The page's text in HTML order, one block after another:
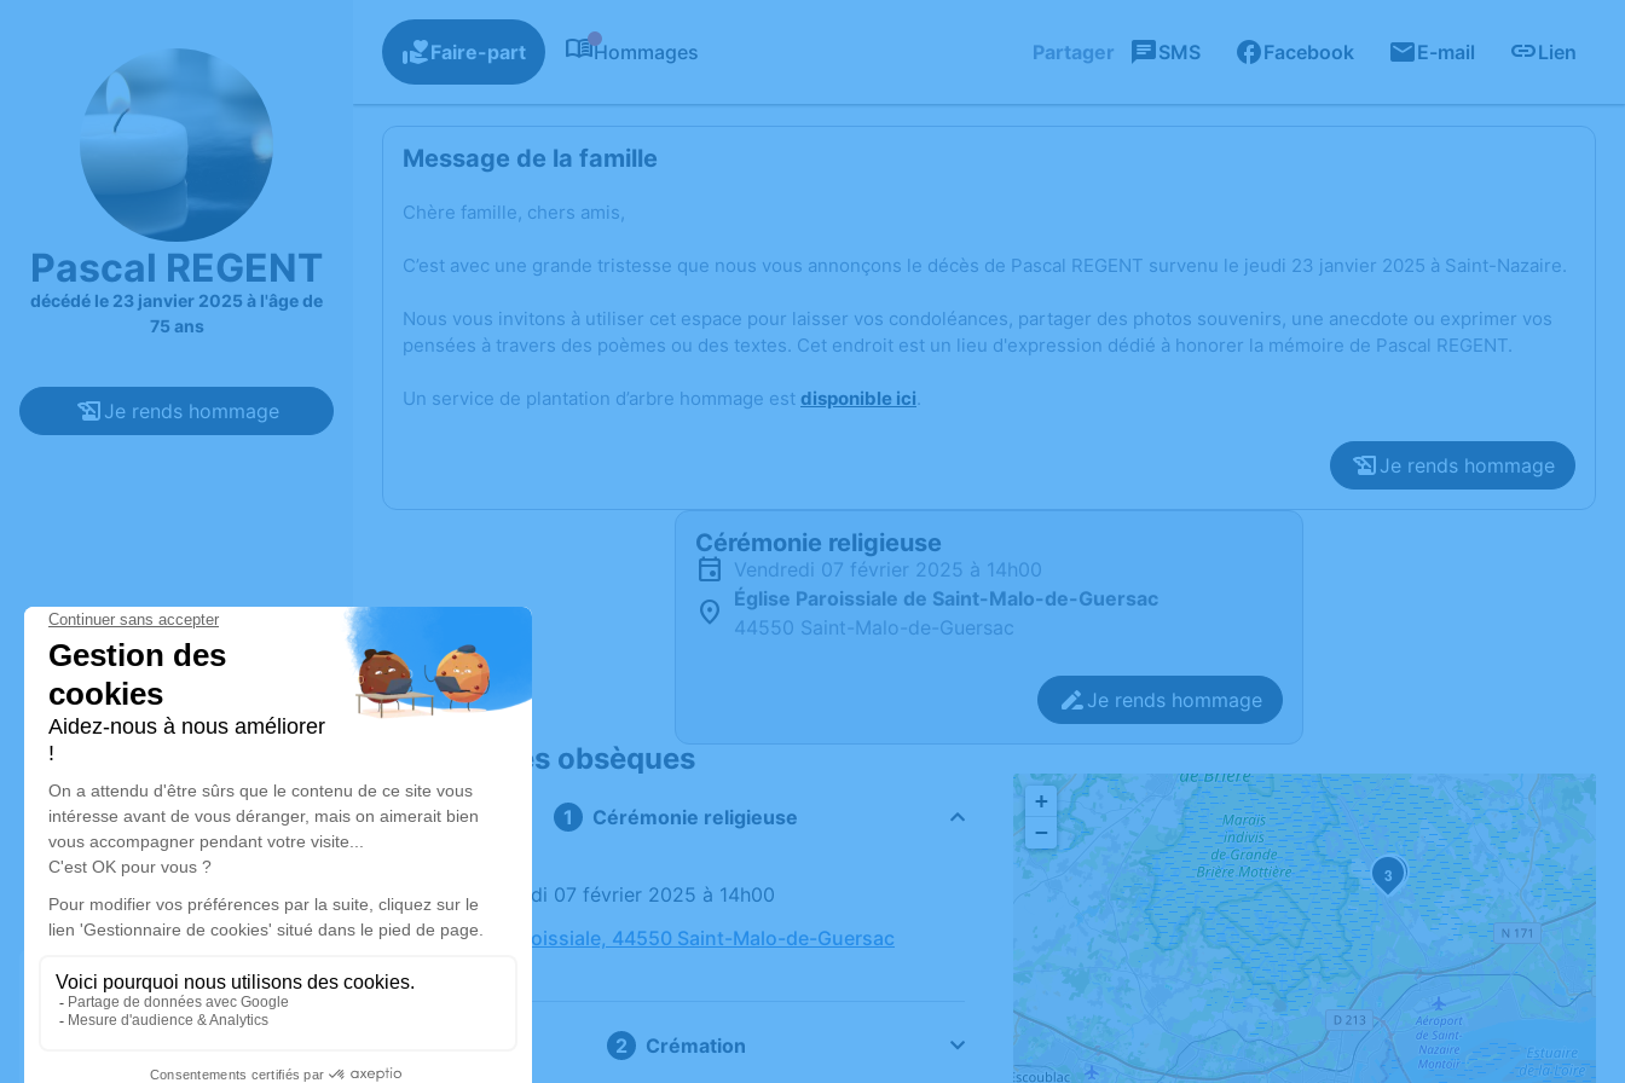
Pascal REGENT
décédé le 23 janvier 2025 à l'âge de
75 ans
Je rends hommage
Faire-part Hommages Partager SMS Facebook E-mail Lien
Message de la famille
Chère famille, chers amis,
C’est avec une grande tristesse que nous vous annonçons le décès de Pascal REGENT survenu le jeudi 23 janvier 2025 à Saint-Nazaire.
Nous vous invitons à utiliser cet espace pour laisser vos condoléances, partager des photos souvenirs, une anecdote ou exprimer vos
pensées à travers des poèmes ou des textes. Cet endroit est un lieu d'expression dédié à honorer la mémoire de Pascal REGENT.
Un service de plantation d’arbre hommage est disponible ici.
Je rends hommage
Cérémonie religieuse
vendredi 07 février 2025 à 14h00
Église Paroissiale de Saint-Malo-de-Guersac
44550 Saint-Malo-de-Guersac
Je rends hommage
Déroulé des obsèques
Cérémonie religieuse
Le vendredi 07 février 2025 à 14h00
Église Paroissiale, 44550 Saint-Malo-de-Guersac
Crémation
1
3
+
−